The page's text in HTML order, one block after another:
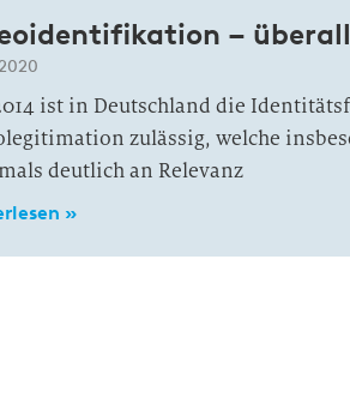
–
ist in Deutschland die
zulässig, welche
deutlich an Relevanz
»